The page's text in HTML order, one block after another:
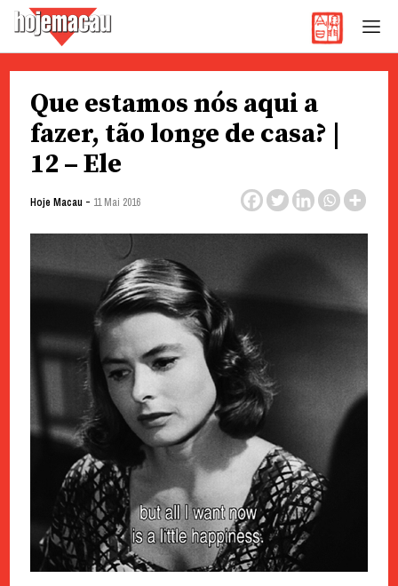
content
Que estamos nós aqui a
fazer, tão longe de casa? |
12 – Ele
Hoje Macau - 11 Mai 2016